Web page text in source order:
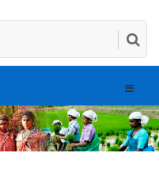
Toggle